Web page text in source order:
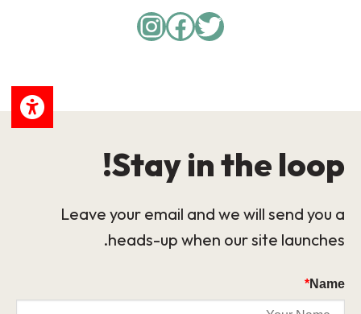
Twitter
Facebook
Instagram
Stay in the loop!
Leave your email and we will send you a
heads-up when our site launches.
Name
*